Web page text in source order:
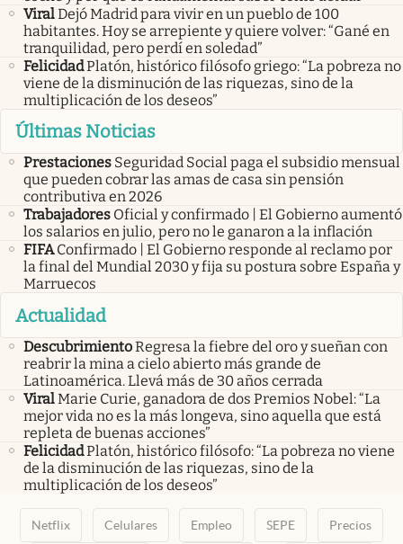
ViralDejó Madrid para vivir en un pueblo de 100
habitantes. Hoy se arrepiente y quiere volver: “Gané en
tranquilidad, pero perdí en soledad”
FelicidadPlatón, histórico filósofo griego: “La pobreza no
viene de la disminución de las riquezas, sino de la
multiplicación de los deseos”
Últimas Noticias
Prestaciones Seguridad Social paga el subsidio mensual
que pueden cobrar las amas de casa sin pensión
contributiva en 2026
Trabajadores Oficial y confirmado | El Gobierno aumentó
los salarios en julio, pero no le ganaron a la inflación
FIFA Confirmado | El Gobierno responde al reclamo por
la final del Mundial 2030 y fija su postura sobre España y
Marruecos
Actualidad
DescubrimientoRegresa la fiebre del oro y sueñan con
reabrir la mina a cielo abierto más grande de
Latinoamérica. Llevá más de 30 años cerrada
ViralMarie Curie, ganadora de dos Premios Nobel: “La
mejor vida no es la más longeva, sino aquella que está
repleta de buenas acciones”
FelicidadPlatón, histórico filósofo: “La pobreza no viene
de la disminución de las riquezas, sino de la
multiplicación de los deseos”
Netflix Celulares Empleo SEPE Precios